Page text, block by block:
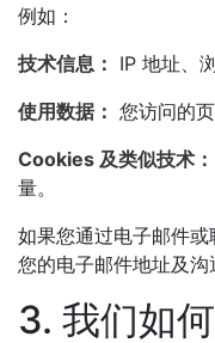
例如：
技术信息： IP 地址、
使用数据： 您访问的
Cookies 及类似技术：
量。
如果您通过电子邮件
您的电子邮件地址及沟
3. 我们如